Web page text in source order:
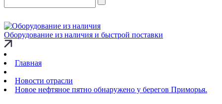
Оборудование из наличия и быстрой поставки
Главная
Новости отрасли
Новое нефтяное пятно обнаружено у берегов Приморья.